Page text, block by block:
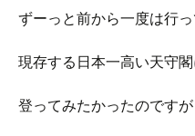
ずーっと前から一度は行
現存する日本一高い天守
登ってみたかったのですが